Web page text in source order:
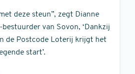
deze steun”, zegt Dianne
van Sovon, ‘Dankzij
de Postcode Loterij krijgt het
start’.